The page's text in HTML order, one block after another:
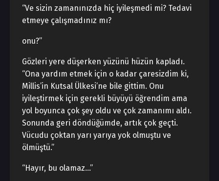
“Ve sizin zamanınızda hiç iyileşmedi mi? Tedavi
etmeye çalışmadınız mı?
onu?”
Gözleri yere düşerken yüzünü hüzün kapladı.
“Ona yardım etmek için o kadar çaresizdim ki,
Millis’in Kutsal Ülkesi’ne bile gittim. Onu
iyileştirmek için gerekli büyüyü öğrendim ama
yol boyunca çok şey oldu ve çok zamanımı aldı.
Sonunda geri döndüğümde, artık çok geçti.
Vücudu çoktan yarı yarıya yok olmuştu ve
ölmüştü.”
“Hayır, bu olamaz…”